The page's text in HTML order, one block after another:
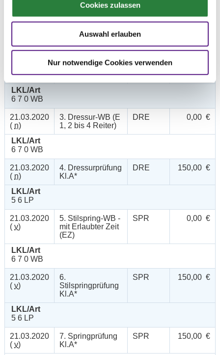
Cookies zulassen
Auswahl erlauben
Nur notwendige Cookies verwenden
(n)
1. Reiter-WB
Schritt - Trab -
Galopp
SOS
6 7 0 WB
21.03.2020
(v)
2. Springreiter-
WB
SPR
LKL/Art
6 7 0 WB
21.03.2020
( n)
3. Dressur-WB (E
1, 2 bis 4 Reiter)
DRE 0,00 €
LKL/Art
6 7 0 WB
21.03.2020
( n)
4. Dressurprüfung
Kl.A*
DRE 150,00 €
LKL/Art
5 6 LP
21.03.2020
( v)
5. Stilspring-WB -
mit Erlaubter Zeit
(EZ)
SPR 0,00 €
LKL/Art
6 7 0 WB
21.03.2020
( v)
6.
Stilspringprüfung
Kl.A*
SPR 150,00 €
LKL/Art
5 6 LP
21.03.2020
( v)
7. Springprüfung
Kl.A*
SPR 150,00 €